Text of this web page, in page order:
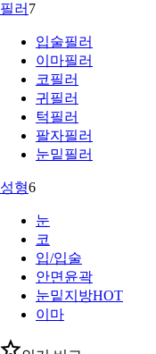
필러 7
입술필러
이마필러
코필러
귀필러
턱필러
팔자필러
눈밑필러
성형6
눈
코
입/입술
안면윤곽
눈밑지방HOT
이마